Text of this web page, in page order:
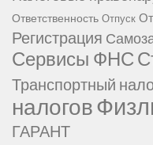
Ответственность Отпуск
Регистрация
Сервисы ФНС
Транспортный
налогов
ГАРАНТ